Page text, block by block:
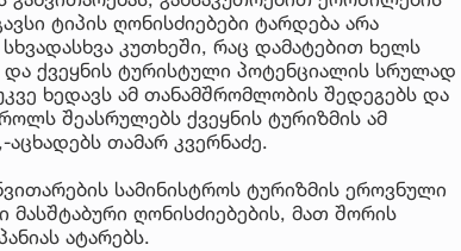
ტიპის ღონისძიებები ტარდება არა
კუთხეში, რაც დამატებით ხელს
ქვეყნის ტურისტული პოტენციალის სრულად
ხედავს ამ თანამშრომლობის შედეგებს და
შეასრულებს ქვეყნის ტურიზმის ამ
თამარ კვერნაძე.
სამინისტროს ტურიზმის ეროვნული
ღონისძიებების, მათ შორის
ატარებს.